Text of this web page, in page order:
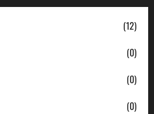
(12)
(0)
(0)
(0)